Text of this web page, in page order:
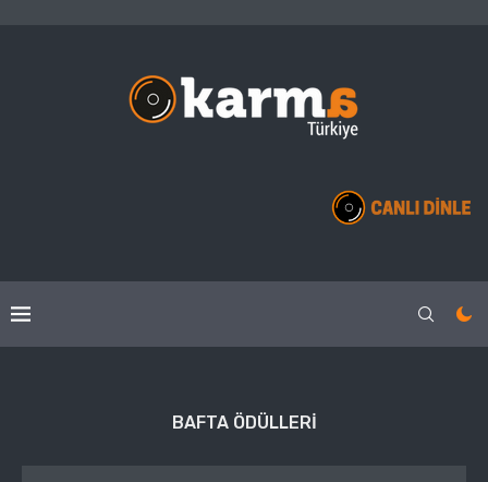
BAFTA ÖDÜLLERI